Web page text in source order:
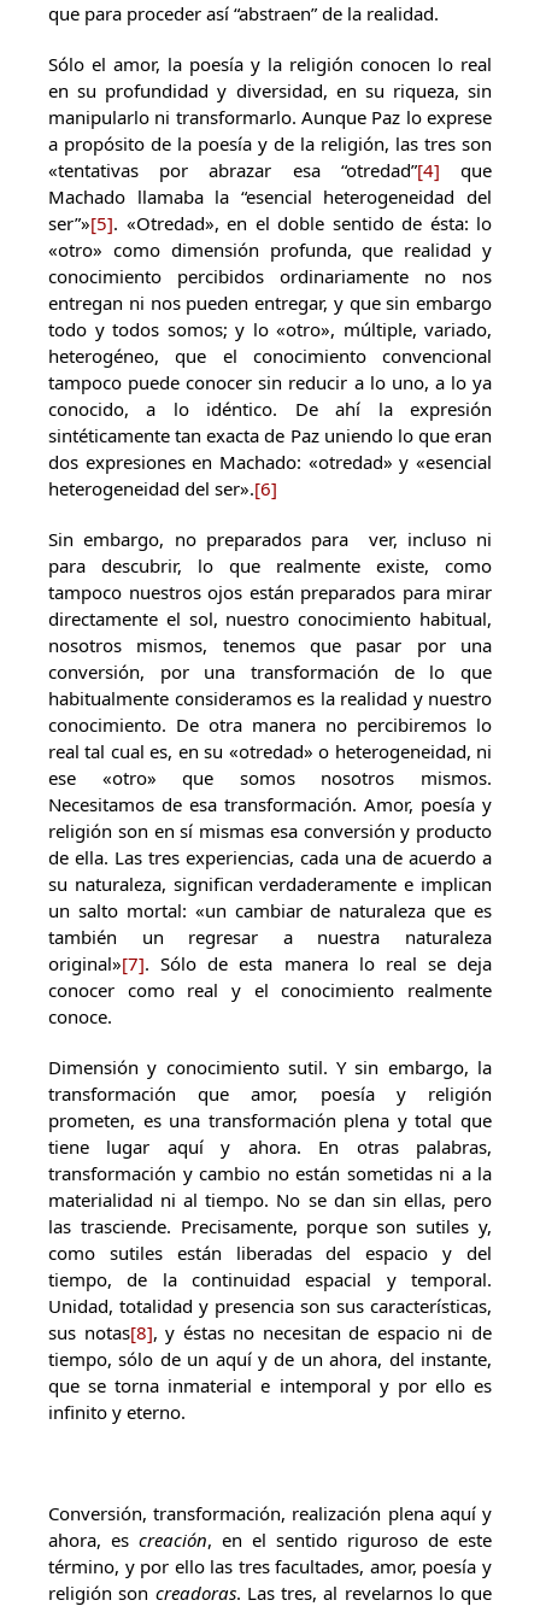
que para proceder así “abstraen” de la realidad.
Sólo el amor, la poesía y la religión conocen lo real
en su profundidad y diversidad, en su riqueza, sin
manipularlo ni transformarlo. Aunque Paz lo exprese
a propósito de la poesía y de la religión, las tres son
«tentativas por abrazar esa “otredad”[4] que
Machado llamaba la “esencial heterogeneidad del
ser”»[5]. «Otredad», en el doble sentido de ésta: lo
«otro» como dimensión profunda, que realidad y
conocimiento percibidos ordinariamente no nos
entregan ni nos pueden entregar, y que sin embargo
todo y todos somos; y lo «otro», múltiple, variado,
heterogéneo, que el conocimiento convencional
tampoco puede conocer sin reducir a lo uno, a lo ya
conocido, a lo idéntico. De ahí la expresión
sintéticamente tan exacta de Paz uniendo lo que eran
dos expresiones en Machado: «otredad» y «esencial
heterogeneidad del ser».[6]
Sin embargo, no preparados para ver, incluso ni
para descubrir, lo que realmente existe, como
tampoco nuestros ojos están preparados para mirar
directamente el sol, nuestro conocimiento habitual,
nosotros mismos, tenemos que pasar por una
conversión, por una transformación de lo que
habitualmente consideramos es la realidad y nuestro
conocimiento. De otra manera no percibiremos lo
real tal cual es, en su «otredad» o heterogeneidad, ni
ese «otro» que somos nosotros mismos.
Necesitamos de esa transformación. Amor, poesía y
religión son en sí mismas esa conversión y producto
de ella. Las tres experiencias, cada una de acuerdo a
su naturaleza, significan verdaderamente e implican
un salto mortal: «un cambiar de naturaleza que es
también un regresar a nuestra naturaleza
original»[7]. Sólo de esta manera lo real se deja
conocer como real y el conocimiento realmente
conoce.
Dimensión y conocimiento sutil. Y sin embargo, la
transformación que amor, poesía y religión
prometen, es una transformación plena y total que
tiene lugar aquí y ahora. En otras palabras,
transformación y cambio no están sometidas ni a la
materialidad ni al tiempo. No se dan sin ellas, pero
las trasciende. Precisamente, porque son sutiles y,
como sutiles están liberadas del espacio y del
tiempo, de la continuidad espacial y temporal.
Unidad, totalidad y presencia son sus características,
sus notas[8], y éstas no necesitan de espacio ni de
tiempo, sólo de un aquí y de un ahora, del instante,
que se torna inmaterial e intemporal y por ello es
infinito y eterno.
Conversión, transformación, realización plena aquí y
ahora, es creación, en el sentido riguroso de este
término, y por ello las tres facultades, amor, poesía y
religión son creadoras. Las tres, al revelarnos lo que